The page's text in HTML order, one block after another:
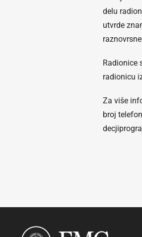
delu
utvrde
Radionice
radionicu
Za više
broj